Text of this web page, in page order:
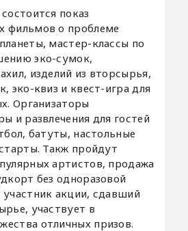
показ
фильмов о проблеме
мастер-классы по
эко-сумок,
изделий из вторсырья,
эко-квиз и квест-игра для
Организаторы
и развлечения для гостей
батуты, настольные
Такж пройдут
артистов, продажа
без одноразовой
акции, сдавший
участвует в
отличных призов.